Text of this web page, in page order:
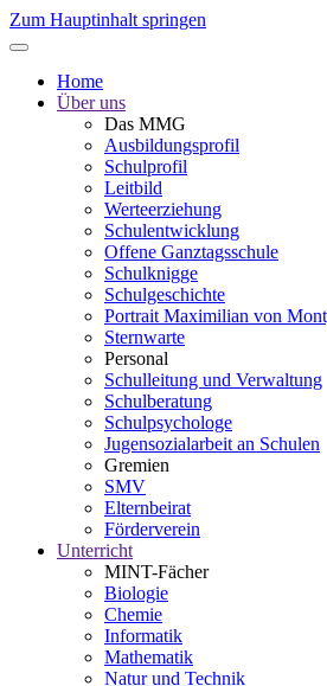
Zum Hauptinhalt springen
Home
Über uns
Das MMG
Ausbildungsprofil
Schulprofil
Leitbild
Werteerziehung
Schulentwicklung
Offene Ganztagsschule
Schulknigge
Schulgeschichte
Portrait Maximilian von
Sternwarte
Personal
Schulleitung und Verwaltung
Schulberatung
Schulpsychologe
Jugensozialarbeit an Schulen
Gremien
SMV
Elternbeirat
Förderverein
Unterricht
MINT-Fächer
Biologie
Chemie
Informatik
Mathematik
Natur und Technik